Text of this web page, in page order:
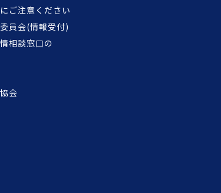
ご注意ください
員会(情報受付)
相談窓口の
会